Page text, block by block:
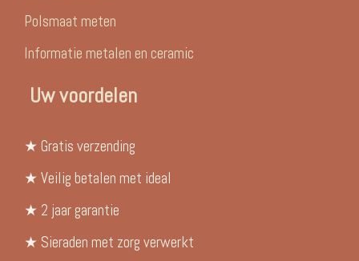
Polsmaat meten
Informatie metalen en ceramic
Uw voordelen
★ Gratis verzending
★ Veilig betalen met ideal
★ 2 jaar garantie
★ Sieraden met zorg verwerkt